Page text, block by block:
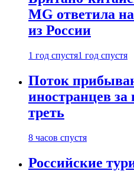
MG ответила
из России
1 год спустя1 год спустя
Поток
иностранцев за
треть
8 часов спустя
Российские